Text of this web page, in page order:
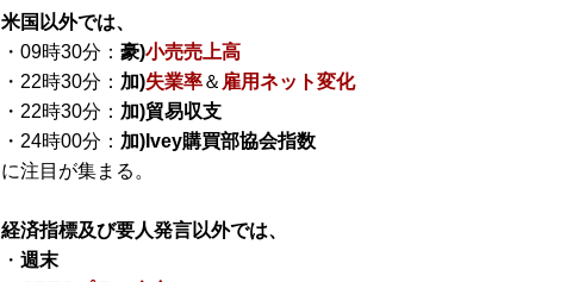
米国以外では、
・09時30分： 豪)小売売上高
・22時30分： 加)失業率＆ 雇用ネット変化
・22時30分： 加)貿易収支
・24時00分： 加)Ivey購買部協会指数
に注目が集まる。
経済指標及び要人発言以外では、
・ 週末